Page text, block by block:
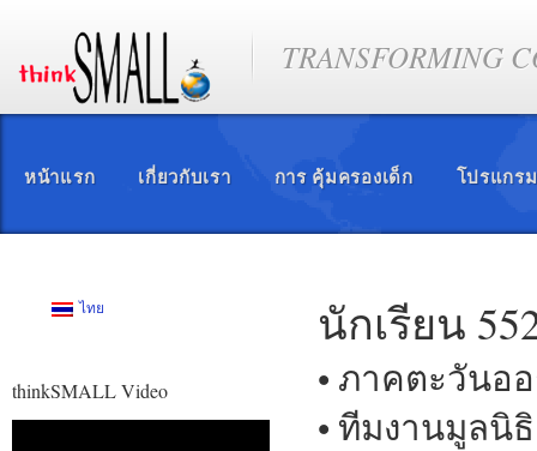
TRANSFORMING
หน้าแรก เกี่ยวกับเรา การ คุ้มครองเด็ก โปรแกร
ไทย
thinkSMALL Video
นักเรียน
• ภาคตะวันอ
• ทีมงานมูลนิ